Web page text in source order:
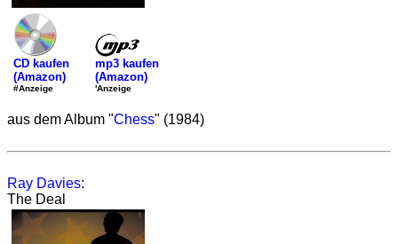
CD kaufen
(Amazon)
#Anzeige
mp3 kaufen
(Amazon)
'Anzeige
aus dem Album "Chess" (1984)
Ray Davies:
The Deal